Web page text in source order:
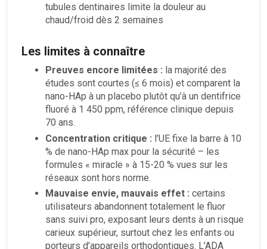
tubules dentinaires limite la douleur au
chaud/froid dès 2 semaines
Les limites à connaître
Preuves encore limitées : la majorité des
études sont courtes (≤ 6 mois) et comparent la
nano-HAp à un placebo plutôt qu’à un dentifrice
fluoré à 1 450 ppm, référence clinique depuis
70 ans.
Concentration critique : l’UE fixe la barre à 10
% de nano-HAp max pour la sécurité – les
formules « miracle » à 15-20 % vues sur les
réseaux sont hors norme.
Mauvaise envie, mauvais effet : certains
utilisateurs abandonnent totalement le fluor
sans suivi pro, exposant leurs dents à un risque
carieux supérieur, surtout chez les enfants ou
porteurs d’appareils orthodontiques. L’ADA